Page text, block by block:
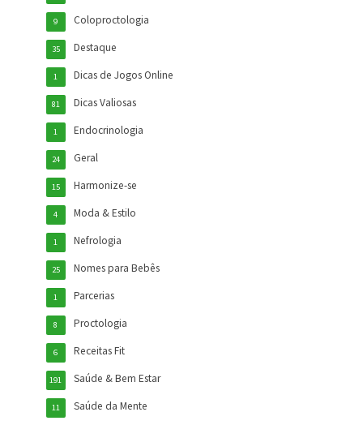
Coloproctologia
9
Destaque
35
Dicas de Jogos Online
1
Dicas Valiosas
81
Endocrinologia
1
Geral
24
Harmonize-se
15
Moda & Estilo
4
Nefrologia
1
Nomes para Bebês
25
Parcerias
1
Proctologia
8
Receitas Fit
6
Saúde & Bem Estar
191
Saúde da Mente
11